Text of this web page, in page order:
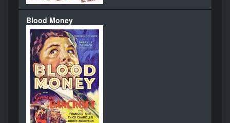
Blood Money